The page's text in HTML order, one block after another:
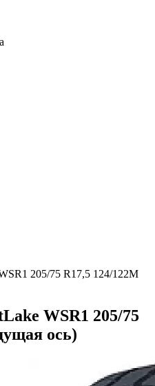
205/75 R17,5 124/122M
WSR1 205/75
ось)